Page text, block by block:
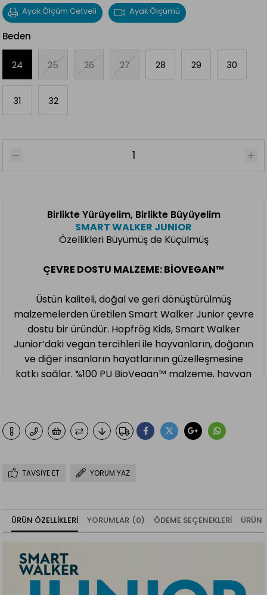
Ayak Ölçüm Cetveli Ayak Ölçümü
Beden
24 25 26 27 28 29 30
31 32
Birlikte Yürüyelim, Birlikte Büyüyelim
SMART WALKER JUNIOR
Özellikleri Büyümüş de Küçülmüş
ÇEVRE DOSTU MALZEME: BIOVEGAN™
Üstün kaliteli, doğal ve geri dönüştürülmüş
malzemelerden üretilen Smart Walker Junior çevre
dostu bir üründür. Hopfrög Kids, Smart Walker
Junior’daki vegan tercihleri ile hayvanların, doğanın
ve diğer insanların hayatlarının güzelleşmesine
katkı sağlar. %100 PU BioVegan™ malzeme, hayvan
Smart Walker Junior’ın “Terapötik Mat Renkler”i,
etki sağlıyor. Aynı zamanda dikkat dağılmasını
önler ve uzun süreli görevlerde daha iyi performans
göstermelerine yardımcı olur. “Terapötik Mat
Renkler”, zihinsel odaklanmayı artırırken duygusal
dengeyi teşvik eder ve öğrenme süreçlerini olumlu
bir şekilde etkiler.
TAVSIYE ET YORUM YAZ
ÜRÜN ÖZELLIKLERI YORUMLAR (0) ÖDEME SEÇENEKLERI ÜRÜN